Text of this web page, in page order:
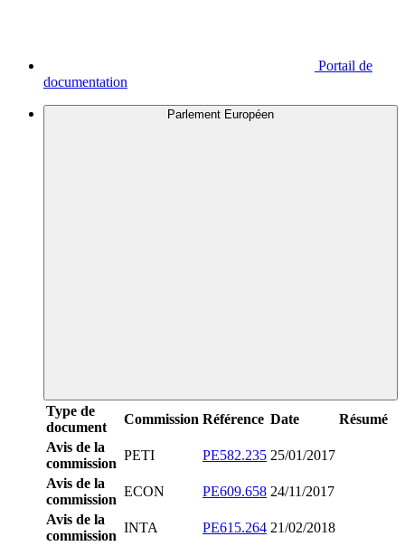
Portail de
documentation
Parlement Européen
Type de
document
Commission Référence Date
Résumé
Avis de la
commission
PETI PE582.235 25/01/2017
Avis de la
commission
ECON PE609.658 24/11/2017
Avis de la
commission
INTA PE615.264 21/02/2018